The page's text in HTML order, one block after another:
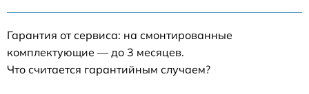
Гарантия от сервиса: на смонтированные
комплектующие — до 3 месяцев.
Что считается гарантийным случаем?